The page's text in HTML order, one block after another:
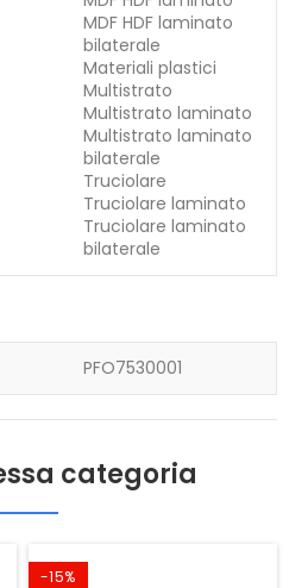
MDF HDF laminato
bilaterale
Materiali plastici
Multistrato
Multistrato laminato
Multistrato laminato
bilaterale
Truciolare
Truciolare laminato
Truciolare laminato
bilaterale
PFO7530001
categoria
-15%